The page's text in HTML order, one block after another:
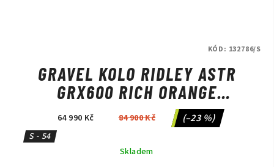
GRAVEL KOLO RIDLEY ASTR
GRX600 RICH ORANGE
METALLIC/BLACK METALLIC
64 990 Kč 84 900 Kč (–23 %)
S - 54
Skladem
KÓD: 132786/S